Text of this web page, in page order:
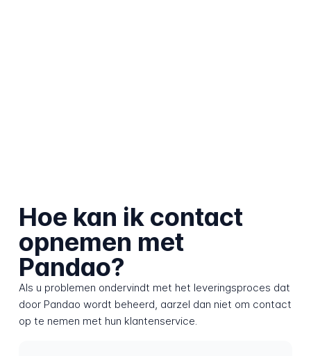
Hoe kan ik contact
opnemen met
Pandao?
Als u problemen ondervindt met het leveringsproces dat
door Pandao wordt beheerd, aarzel dan niet om contact
op te nemen met hun klantenservice.